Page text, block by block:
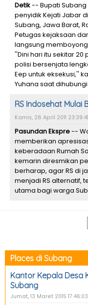
Detik-- Bupati
penyidik Kejati Jabar
Subang, Jawa Barat,
Petugas kejaksaan
langsung memboyong
''Dini hari itu sekitar
polisi bersenjata
Eep untuk eksekusi,''
Yuhana saat
RS Indosehat Mulai
Kamis, 28 April 2011 23:39:41
Pasundan Ekspre--
memberikan
keberadaan Rumah
kemarin diresmikan
berharap, agar RS di
menjadi RS alternatif,
utama bagi warga
Places di Subang
Kantor Kepala Desa
Subang
Jumat, 13 Maret 2015 17:46:03